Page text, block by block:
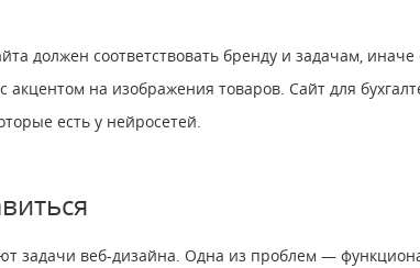
должен соответствовать бренду и задачам,
на изображения товаров. Сайт для
есть у нейросетей.
задачи веб-дизайна. Одна из проблем —